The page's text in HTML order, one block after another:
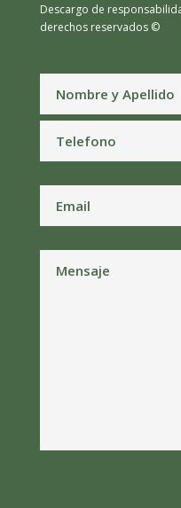
Descargo de
derechos reservados ©